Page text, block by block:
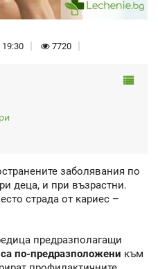
19:30 7720
заболявания по
деца, и при възрастни.
страда от кариес –
предразполагащи
по-предразположени към